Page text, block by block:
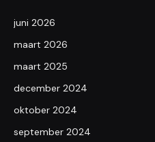
juni 2026
maart 2026
maart 2025
december 2024
oktober 2024
september 2024